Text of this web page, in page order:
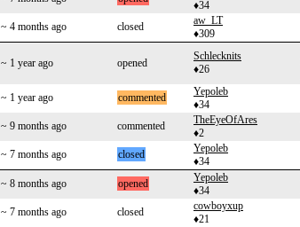
♦34
~ 4 months ago closed
aw_LT
♦309
~ 1 year ago opened
Schlecknits
♦26
~ 1 year ago commented
Yepoleb
♦34
~ 9 months ago commented
TheEyeOfAres
♦2
~ 7 months ago closed
Yepoleb
♦34
~ 8 months ago opened
Yepoleb
♦34
~ 7 months ago closed
cowboyxup
♦21